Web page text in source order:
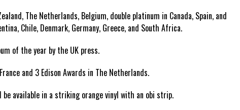
The Netherlands, Belgium, double platinum in Canada, Spain, and
Chile, Denmark, Germany, Greece, and South Africa.
of the year by the UK press.
and 3 Edison Awards in The Netherlands.
available in a striking orange vinyl with an obi strip.